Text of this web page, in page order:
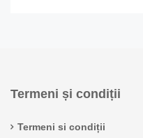
Termeni și condiții
Termeni si condiții